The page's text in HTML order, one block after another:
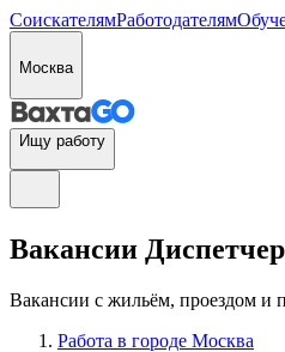
СоискателямРаботодателям
Москва
Ищу работу
Вакансии
Вакансии с жильём, проездом и
Работа в городе Москва